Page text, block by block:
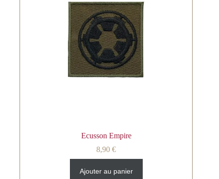
Ecusson Empire
8,90€
Ajouter au panier